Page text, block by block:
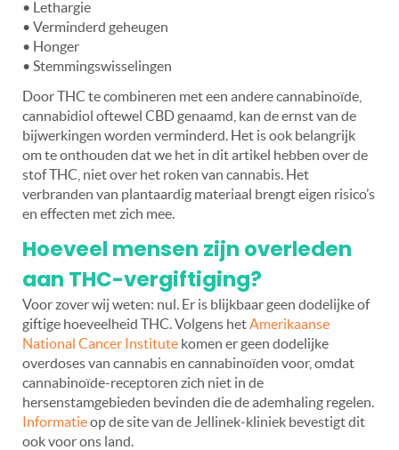
• Lethargie
• Verminderd geheugen
• Honger
• Stemmingswisselingen
Door THC te combineren met een andere cannabinoïde,
cannabidiol oftewel CBD genaamd, kan de ernst van de
bijwerkingen worden verminderd. Het is ook belangrijk
om te onthouden dat we het in dit artikel hebben over de
stof THC, niet over het roken van cannabis. Het
verbranden van plantaardig materiaal brengt eigen risico’s
en effecten met zich mee.
Hoeveel mensen zijn overleden
aan THC-vergiftiging?
Voor zover wij weten: nul. Er is blijkbaar geen dodelijke of
giftige hoeveelheid THC. Volgens het Amerikaanse
National Cancer Institute komen er geen dodelijke
overdoses van cannabis en cannabinoïden voor, omdat
cannabinoïde-receptoren zich niet in de
hersenstamgebieden bevinden die de ademhaling regelen.
Informatieop de site van de Jellinek-kliniek bevestigt dit
ook voor ons land.